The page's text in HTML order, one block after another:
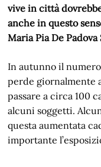
vive in città
anche in questo
Maria Pia De
In autunno il
perde giornalmente
passare a circa 100
alcuni soggetti.
questa aumentata
importante